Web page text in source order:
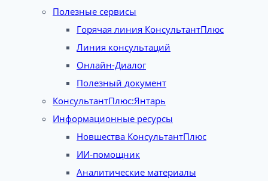
Полезные сервисы
Горячая линия КонсультантПлюс
Линия консультаций
Онлайн-Диалог
Полезный документ
КонсультантПлюс:Янтарь
Информационные ресурсы
Новшества КонсультантПлюс
ИИ-помощник
Аналитические материалы